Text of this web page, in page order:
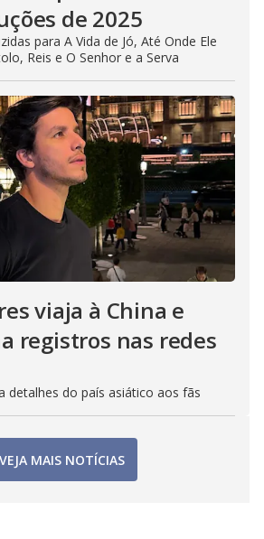
de 2025
para A Vida de Jó, Até Onde Ele
Reis e O Senhor e a Serva
viaja à China e
registros nas redes
detalhes do país asiático aos fãs
VEJA MAIS NOTÍCIAS